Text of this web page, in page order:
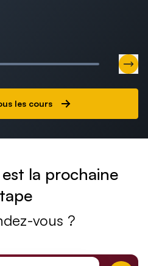
du fit
les cours
la prochaine
vous ?